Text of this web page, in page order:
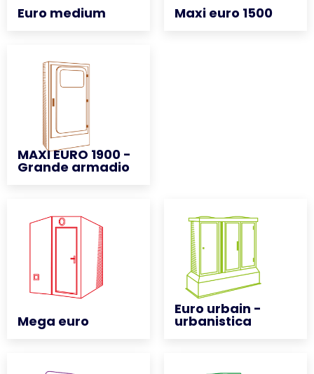
Euro medium
Euro medium Maxi euro 1500
Maxi euro 1500
MAXI EURO 1900 -
Grande armadio
MAXI EURO 1900 -
Grande armadio
Mega euro
Mega euro
Euro urbain -
urbanistica
Euro urbain -
urbanistica